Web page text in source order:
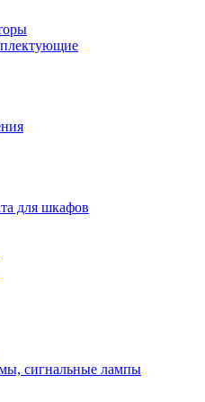
для шкафов
сигнальные лампы